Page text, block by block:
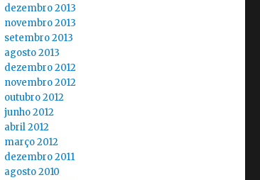
dezembro 2013
novembro 2013
setembro 2013
agosto 2013
dezembro 2012
novembro 2012
outubro 2012
junho 2012
abril 2012
março 2012
dezembro 2011
agosto 2010